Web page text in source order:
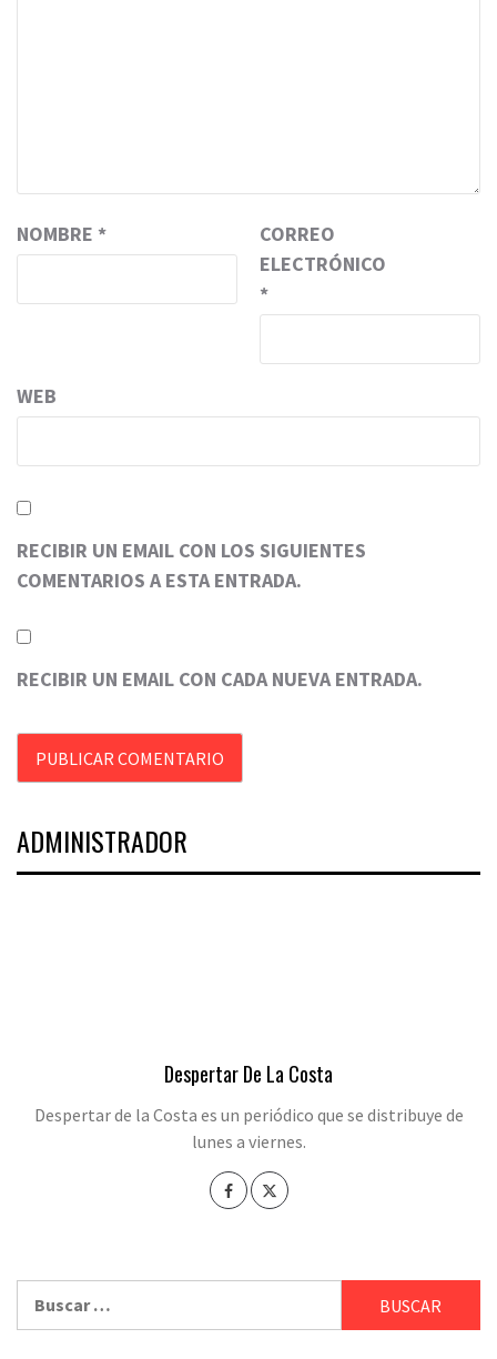
NOMBRE *
CORREO
ELECTRÓNICO
*
WEB
RECIBIR UN EMAIL CON LOS SIGUIENTES
COMENTARIOS A ESTA ENTRADA.
RECIBIR UN EMAIL CON CADA NUEVA ENTRADA.
ADMINISTRADOR
Despertar De La Costa
Despertar de la Costa es un periódico que se distribuye de
lunes a viernes.